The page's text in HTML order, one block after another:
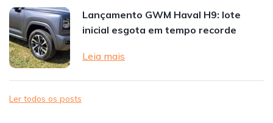
Lançamento GWM Haval H9: lote
inicial esgota em tempo recorde
Leia mais
Ler todos os posts